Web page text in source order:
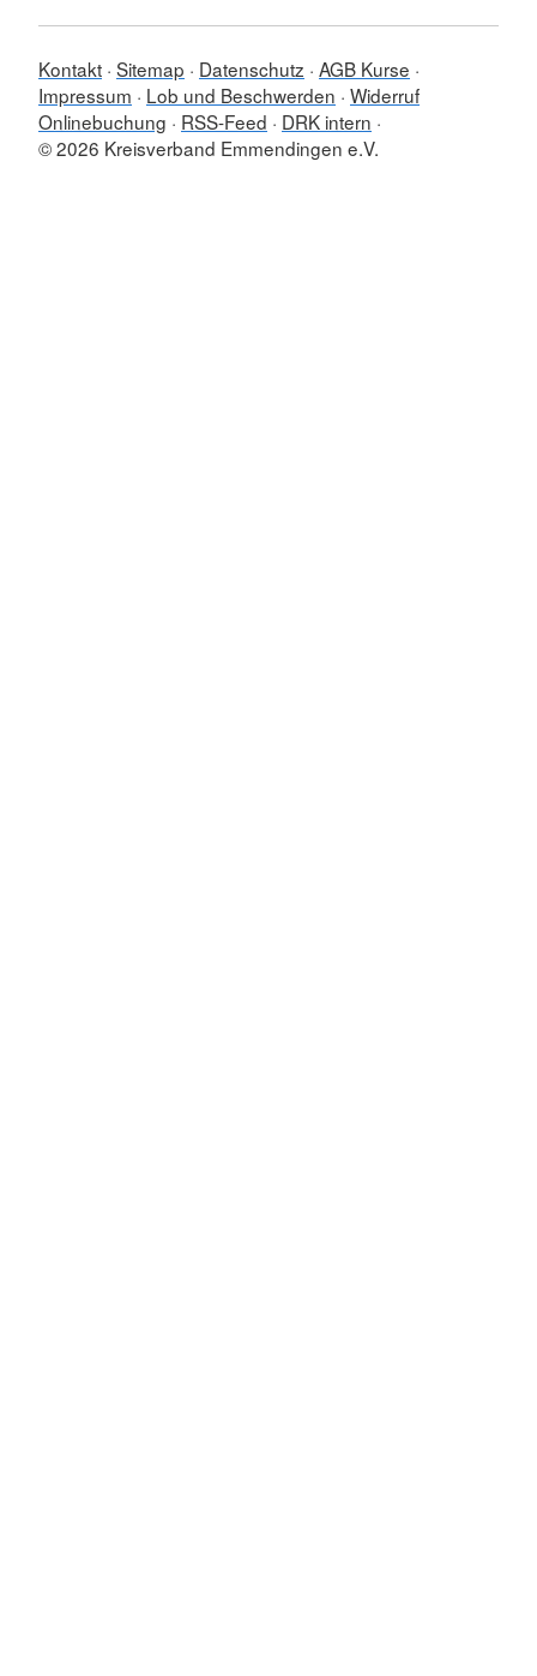
Kontakt Sitemap Datenschutz AGB Kurse
Impressum
Lob und Beschwerden Widerruf
Onlinebuchung
RSS-Feed
DRK intern
© 2026 Kreisverband Emmendingen e.V.